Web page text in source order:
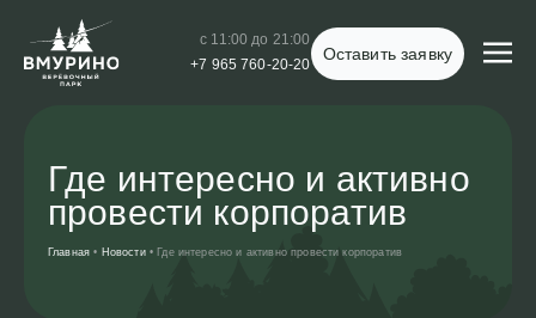
с 11:00 до 21:00
+7 965 760-20-20
Оставить заявку
Где интересно и активно
провести корпоратив
Главная • Новости• Где интересно и активно провести корпоратив